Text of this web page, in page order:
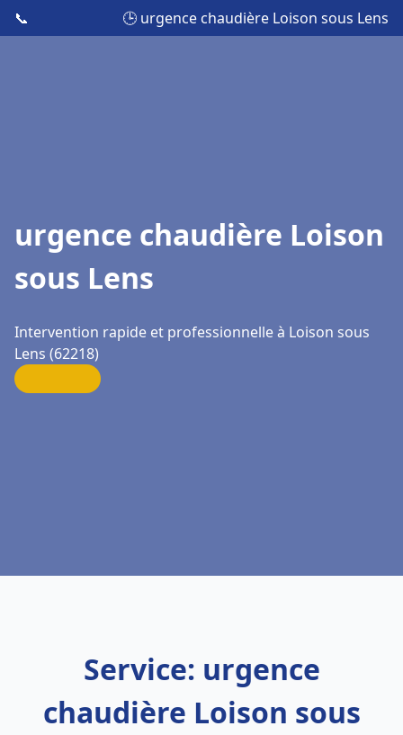
📞 🕒 urgence chaudière Loison sous Lens
urgence chaudière Loison
sous Lens
Intervention rapide et professionnelle à Loison sous
Lens (62218)
Service: urgence
chaudière Loison sous